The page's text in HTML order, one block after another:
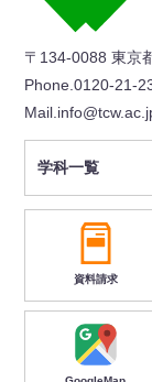
〒134-0088 東京
Phone.0120-21-
学科一覧
資料請求